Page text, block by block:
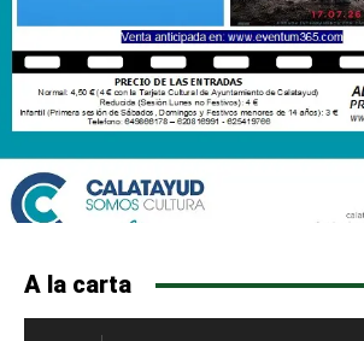
A la carta